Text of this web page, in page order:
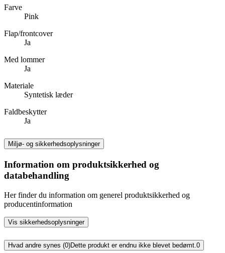
Farve
Pink
Flap/frontcover
Ja
Med lommer
Ja
Materiale
Syntetisk læder
Faldbeskytter
Ja
Miljø- og sikkerhedsoplysninger
Information om produktsikkerhed og
databehandling
Her finder du information om generel produktsikkerhed og
producentinformation
Vis sikkerhedsoplysninger
Hvad andre synes (0)Dette produkt er endnu ikke blevet bedømt.0